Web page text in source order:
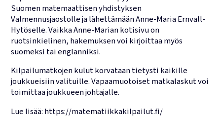
Suomen matemaattisen yhdistyksen
Valmennusjaostolle ja lähettämään Anne-Maria Ernvall-
Hytöselle. Vaikka Anne-Marian kotisivu on
ruotsinkielinen, hakemuksen voi kirjoittaa myös
suomeksi tai englanniksi.
Kilpailumatkojen kulut korvataan tietysti kaikille
joukkueisiin valituille. Vapaamuotoiset matkalaskut voi
toimittaa joukkueen johtajalle.
Lue lisää: https://matematiikkakilpailut.fi/